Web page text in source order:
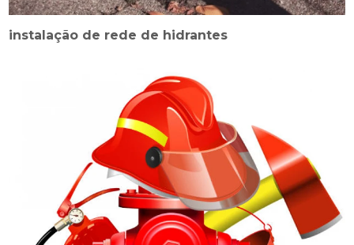
instalação de rede de hidrantes